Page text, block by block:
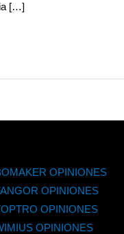
[…]
OPINIONES
OPINIONES
OPINIONES
OPINIONES